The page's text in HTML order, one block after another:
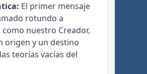
El primer mensaje
rotundo a
nuestro Creador,
origen y un destino
teorías vacías del